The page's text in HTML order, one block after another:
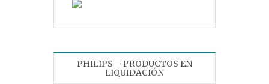
PHILIPS – PRODUCTOS EN
LIQUIDACIÓN